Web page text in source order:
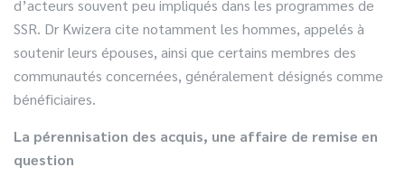
d’acteurs souvent peu impliqués dans les programmes de
SSR. Dr Kwizera cite notamment les hommes, appelés à
soutenir leurs épouses, ainsi que certains membres des
communautés concernées, généralement désignés comme
bénéficiaires.
La pérennisation des acquis, une affaire de remise en
question